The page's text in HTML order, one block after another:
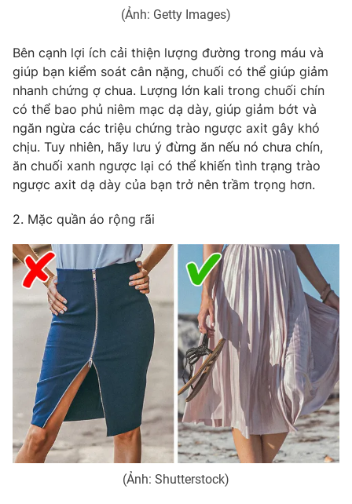
Tư vấn
Chuyên mục khác
Emagazine Podcast
Photo Infographic
Video
VTV Money VTV Thể thao
VTV Sức khoẻ Bất động sản
Thị trường 24h Tấm lòng Việt
VTV4 Vươn mình bằng AI
VTV9 VTV8
English
(Ảnh: Getty Images)
Bên cạnh lợi ích cải thiện lượng đường trong máu và
giúp bạn kiểm soát cân nặng, chuối có thể giúp giảm
nhanh chứng ợ chua. Lượng lớn kali trong chuối chín
có thể bao phủ niêm mạc dạ dày, giúp giảm bớt và
ngăn ngừa các triệu chứng trào ngược axit gây khó
chịu. Tuy nhiên, hãy lưu ý đừng ăn nếu nó chưa chín,
ăn chuối xanh ngược lại có thể khiến tình trạng trào
ngược axit dạ dày của bạn trở nên trầm trọng hơn.
2. Mặc quần áo rộng rãi
(Ảnh: Shutterstock)